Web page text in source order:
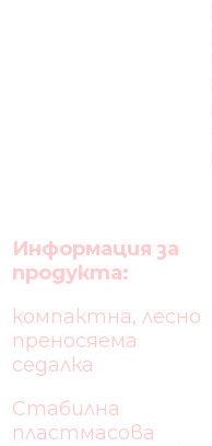
Информация за
продукта:
компактна, лесно
преносяема
седалка
Стабилна
пластмасова